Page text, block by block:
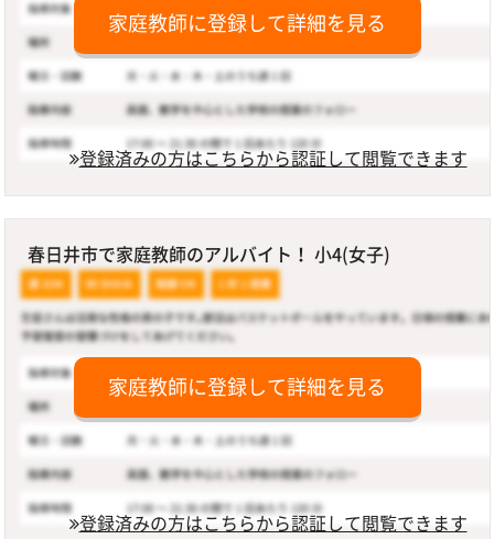
家庭教師に登録して詳細を見る
登録済みの方はこちらから認証して閲覧できます
春日井市で家庭教師のアルバイト！ 小4(女子)
家庭教師に登録して詳細を見る
登録済みの方はこちらから認証して閲覧できます